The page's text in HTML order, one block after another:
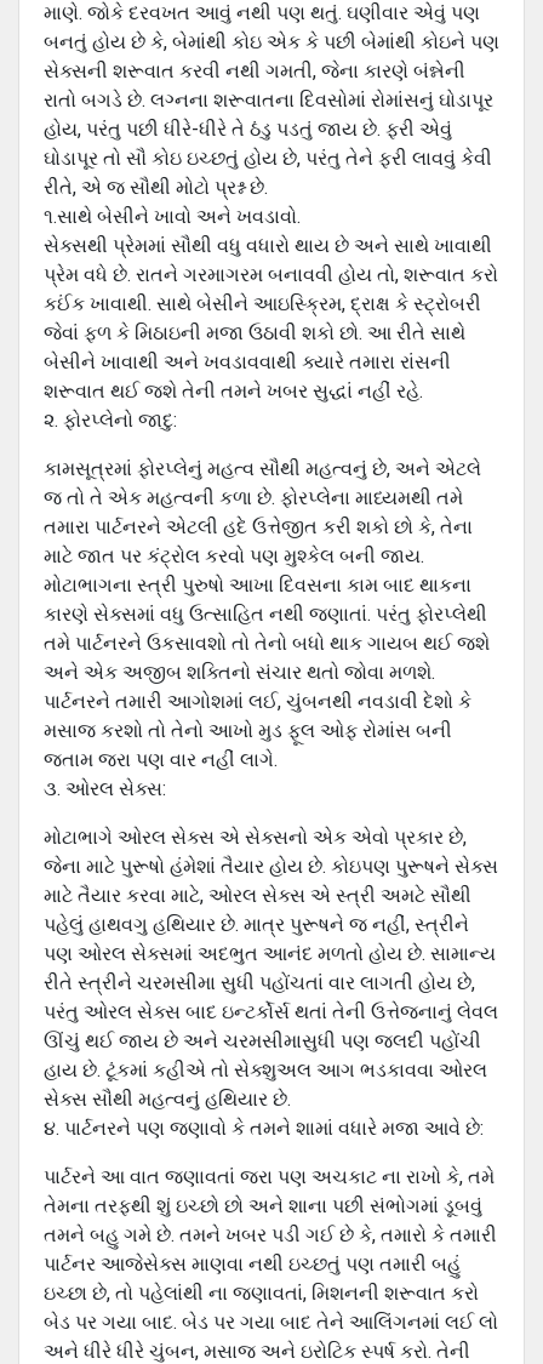
માણે. જોકે દરવખત આવું નથી પણ થતું. ઘણીવાર એવું પણ
બનતું હોય છે કે, બેમાંથી કોઇ એક કે પછી બેમાંથી કોઇને પણ
સેક્સની શરૂવાત કરવી નથી ગમતી, જેના કારણે બંન્નેની
રાતો બગડે છે. લગ્નના શરૂવાતના દિવસોમાં રોમાંસનું ઘોડાપૂર
હોય, પરંતુ પછી ધીરે-ધીરે તે ઠંડુ પડતું જાય છે. ફરી એવું
ઘોડાપૂર તો સૌ કોઇ ઇચ્છતું હોય છે, પરંતુ તેને ફરી લાવવું કેવી
રીતે, એ જ સૌથી મોટો પ્રશ્ન છે.
૧.સાથે બેસીને ખાવો અને ખવડાવો.
સેક્સથી પ્રેમમાં સૌથી વધુ વધારો થાય છે અને સાથે ખાવાથી
પ્રેમ વધે છે. રાતને ગરમાગરમ બનાવવી હોય તો, શરૂવાત કરો
કઈંક ખાવાથી. સાથે બેસીને આઇસ્ક્રિમ, દ્રાક્ષ કે સ્ટ્રોબરી
જેવાં ફળ કે મિઠાઇની મજા ઉઠાવી શકો છો. આ રીતે સાથે
બેસીને ખાવાથી અને ખવડાવવાથી ક્યારે તમારા રાંસની
શરૂવાત થઈ જશે તેની તમને ખબર સુદ્ધાં નહીં રહે.
૨. ફોરપ્લેનો જાદુ:
કામસૂત્રમાં ફોરપ્લેનું મહત્વ સૌથી મહત્વનું છે, અને એટલે
જ તો તે એક મહત્વની કળા છે. ફોરપ્લેના માધ્યમથી તમે
તમારા પાર્ટનરને એટલી હદે ઉત્તેજીત કરી શકો છો કે, તેના
માટે જાત પર કંટ્રોલ કરવો પણ મુશ્કેલ બની જાય.
મોટાભાગના સ્ત્રી પુરુષો આખા દિવસના કામ બાદ થાકના
કારણે સેક્સમાં વધુ ઉત્સાહિત નથી જણાતાં. પરંતુ ફોરપ્લેથી
તમે પાર્ટનરને ઉકસાવશો તો તેનો બધો થાક ગાયબ થઈ જશે
અને એક અજીબ શક્તિનો સંચાર થતો જોવા મળશે.
પાર્ટનરને તમારી આગોશમાં લઈ, ચુંબનથી નવડાવી દેશો કે
મસાજ કરશો તો તેનો આખો મુડ ફૂલ ઓફ રોમાંસ બની
જતામ જરા પણ વાર નહીં લાગે.
૩. ઓરલ સેક્સ:
મોટાભાગે ઓરલ સેક્સ એ સેક્સનો એક એવો પ્રકાર છે,
જેના માટે પુરૂષો હંમેશાં તૈયાર હોય છે. કોઇપણ પુરૂષને સેક્સ
માટે તૈયાર કરવા માટે, ઓરલ સેક્સ એ સ્ત્રી અમટે સૌથી
પહેલું હાથવગુ હથિયાર છે. માત્ર પુરૂષને જ નહીં, સ્ત્રીને
પણ ઓરલ સેક્સમાં અદભુત આનંદ મળતો હોય છે. સામાન્ય
રીતે સ્ત્રીને ચરમસીમા સુધી પહોંચતાં વાર લાગતી હોય છે,
પરંતુ ઓરલ સેક્સ બાદ ઇન્ટર્કોર્સ થતાં તેની ઉત્તેજનાનું લેવલ
ઊંચું થઈ જાય છે અને ચરમસીમાસુધી પણ જલદી પહોંચી
હાય છે. ટૂંકમાં કહીએ તો સેક્શુઅલ આગ ભડકાવવા ઓરલ
સેક્સ સૌથી મહત્વનું હથિયાર છે.
૪. પાર્ટનરને પણ જણાવો કે તમને શામાં વધારે મજા આવે છે:
પાર્ટરને આ વાત જણાવતાં જરા પણ અચકાટ ના રાખો કે, તમે
તેમના તરફથી શું ઇચ્છો છો અને શાના પછી સંભોગમાં ડૂબવું
તમને બહુ ગમે છે. તમને ખબર પડી ગઈ છે કે, તમારો કે તમારી
પાર્ટનર આજેસેક્સ માણવા નથી ઇચ્છતું પણ તમારી બહું
ઇચ્છા છે, તો પહેલાંથી ના જણાવતાં, મિશનની શરૂવાત કરો
બેડ પર ગયા બાદ. બેડ પર ગયા બાદ તેને આલિંગનમાં લઈ લો
અને ધીરે ધીરે ચુંબન, મસાજ અને ઇરોટિક સ્પર્ષ કરો. તેની